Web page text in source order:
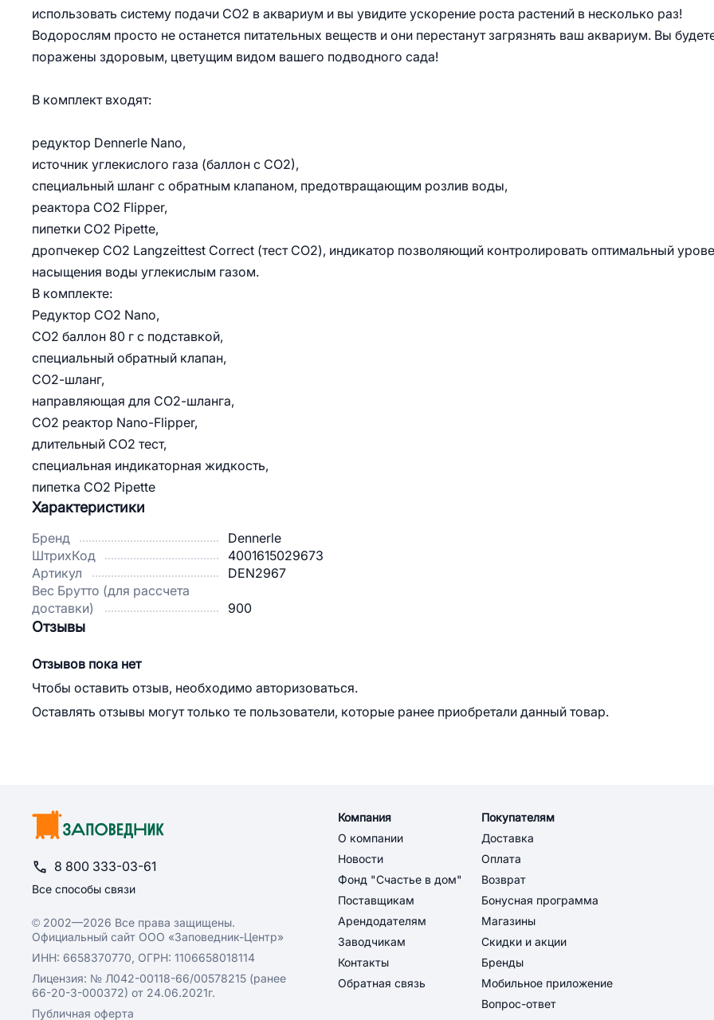
использовать систему подачи CO2 в аквариум и вы увидите ускорение роста растений в несколько раз!
Водорослям просто не останется питательных веществ и они перестанут загрязнять ваш аквариум. Вы
поражены здоровым, цветущим видом вашего подводного сада!
В комплект входят:
редуктор Dennerle Nano,
источник углекислого газа (баллон с СО2),
специальный шланг с обратным клапаном, предотвращающим розлив воды,
реактора СО2 Flipper,
пипетки CO2 Pipette,
дропчекер CO2 Langzeittest Correct (тест СО2), индикатор позволяющий контролировать оптимальный
насыщения воды углекислым газом.
В комплекте:
Редуктор CO2 Nano,
CO2 баллон 80 г с подставкой,
специальный обратный клапан,
СО2-шланг,
направляющая для СО2-шланга,
CO2 реактор Nano-Flipper,
длительный CO2 тест,
специальная индикаторная жидкость,
пипетка CO2 Pipette
Характеристики
Бренд
Dennerle
ШтрихКод
4001615029673
Артикул
DEN2967
Вес Брутто (для рассчета
доставки)
900
Отзывы
Отзывов пока нет
Чтобы оставить отзыв, необходимо авторизоваться.
Оставлять отзывы могут только те пользователи, которые ранее приобретали данный товар.
8 800 333-03-61
Все способы связи
© 2002—2026 Все права защищены.
Официальный сайт ООО «Заповедник-Центр»
ИНН: 6658370770, ОГРН: 1106658018114
Лицензия: № Л042-00118-66/00578215 (ранее
66-20-3-000372) от 24.06.2021г.
Публичная оферта
Компания
О компании
Новости
Фонд "Счастье в дом"
Поставщикам
Арендодателям
Заводчикам
Контакты
Обратная связь
Покупателям
Доставка
Оплата
Возврат
Бонусная программа
Магазины
Скидки и акции
Бренды
Мобильное приложение
Вопрос-ответ